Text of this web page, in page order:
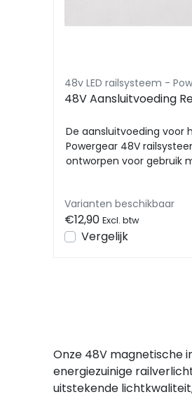
48v LED railsysteem -
48V Aansluitvoeding
De aansluitvoeding voor
Powergear 48V
ontworpen voor gebruik
Varianten beschikbaar
€12,90 Excl. btw
Vergelijk
Onze 48V magnetische
energiezuinige
uitstekende